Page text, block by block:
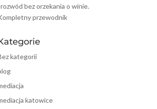
bez orzekania o winie.
przewodnik
kategorii
katowice